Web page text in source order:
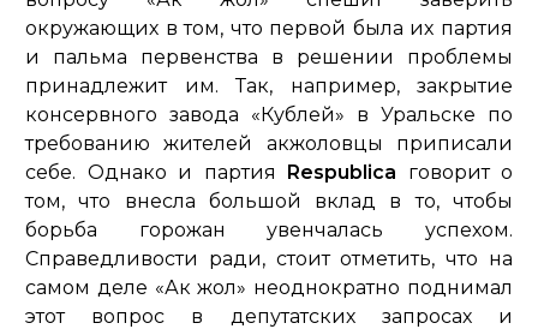
окружающих в том, что первой была их партия
и пальма первенства в решении проблемы
принадлежит им. Так, например, закрытие
консервного завода «Кублей» в Уральске по
требованию жителей акжоловцы приписали
себе. Однако и партия Respublica говорит о
том, что внесла большой вклад в то, чтобы
борьба горожан увенчалась успехом.
Справедливости ради, стоит отметить, что на
самом деле «Ак жол» неоднократно поднимал
этот вопрос в депутатских запросах и